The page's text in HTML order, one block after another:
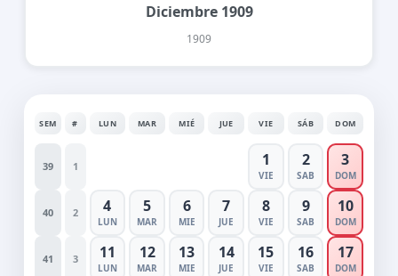
Diciembre 1909
1909
SEM # LUN MAR MIÉ JUE VIE SÁB DOM
39 1 1
VIE
2
SAB
3
DOM
40 2 4
LUN
5
MAR
6
MIE
7
JUE
8
VIE
9
SAB
10
DOM
41 3 11
LUN
12
MAR
13
MIE
14
JUE
15
VIE
16
SAB
17
DOM